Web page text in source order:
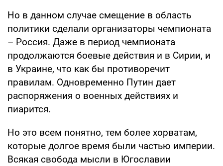
Но в данном случае смещение в область
политики сделали организаторы чемпионата
– Россия. Даже в период чемпионата
продолжаются боевые действия и в Сирии, и
в Украине, что как бы противоречит
правилам. Одновременно Путин дает
распоряжения о военных действиях и
пиарится.
Но это всем понятно, тем более хорватам,
которые долгое время были частью империи.
Всякая свобода мысли в Югославии